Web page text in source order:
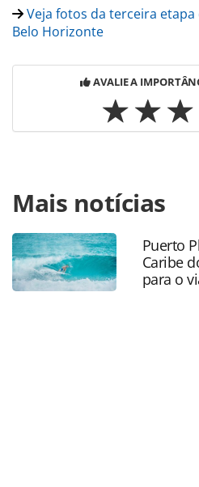
Veja fotos da terceira etapa
Belo Horizonte
AVALIE A
https://www.panrotas.com.br/
next-bh-costa-rica-reforca-
alta-de-visitantes_229148.html
oferecidas na página. Todo o
PANROTAS Editora é
sobre direito autoral. Não
Mais notícias
Puerto
Caribe
para o